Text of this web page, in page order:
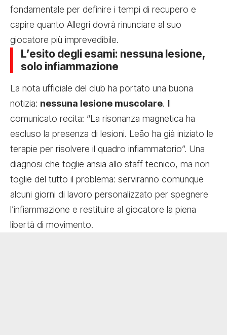
fondamentale per definire i tempi di recupero e
capire quanto Allegri dovrà rinunciare al suo
giocatore più imprevedibile.
L’esito degli esami: nessuna lesione,
solo infiammazione
La nota ufficiale del club ha portato una buona
notizia: nessuna lesione muscolare. Il
comunicato recita: “La risonanza magnetica ha
escluso la presenza di lesioni. Leão ha già iniziato le
terapie per risolvere il quadro infiammatorio”. Una
diagnosi che toglie ansia allo staff tecnico, ma non
toglie del tutto il problema: serviranno comunque
alcuni giorni di lavoro personalizzato per spegnere
l’infiammazione e restituire al giocatore la piena
libertà di movimento.